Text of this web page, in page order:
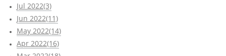
Jul 2022(3)
Jun 2022(11)
May 2022(14)
Apr 2022(16)